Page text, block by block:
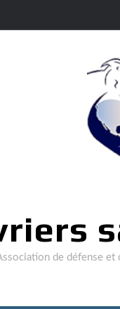
de défense et